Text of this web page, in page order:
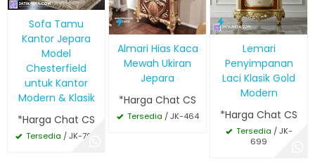
Sofa Tamu
Kantor Jepara
Model
Chesterfield
untuk Kantor
Modern & Klasik
*Harga Chat CS
Tersedia / JK-706
Almari Hias Kaca
Mewah Ukiran
Jepara
*Harga Chat CS
Tersedia / JK-464
Lemari
Penyimpanan
Laci Klasik Gold
Modern
*Harga Chat CS
Tersedia / JK-
699